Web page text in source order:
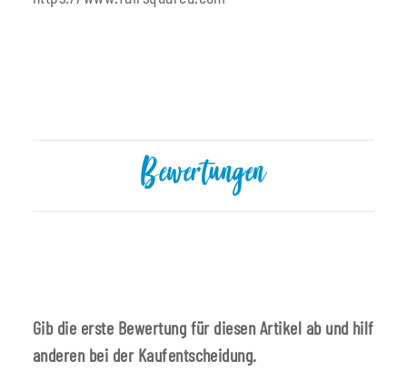
Bewertungen
Gib die erste Bewertung für diesen Artikel ab und hilf
anderen bei der Kaufentscheidung.